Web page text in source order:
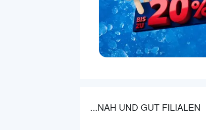
...NAH UND GUT FILIALEN